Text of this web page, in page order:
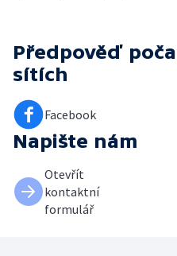
Předpověď
sítích
Facebook
Napište nám
Otevřít
kontaktní
formulář